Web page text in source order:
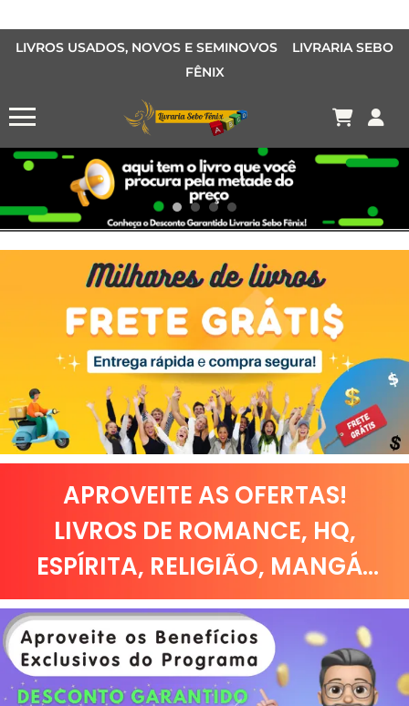
LIVROS USADOS, NOVOS E SEMINOVOS LIVRARIA SEBO
FÊNIX
Conheça o Desconto Garantido de livros Sebo Fênix!
OFERTA HISTORIAS EM QUADRINHOS
OFERTA MANGÁS
MANGÁS BARATOS
APROVEITE AS OFERTAS!
LIVROS DE ROMANCE, HQ,
ESPÍRITA, RELIGIÃO, MANGÁ...